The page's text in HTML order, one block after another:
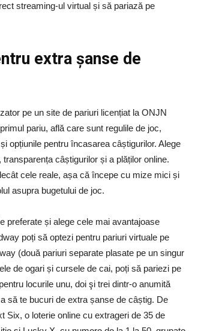
streaming-ul virtual și să pariază pe
extra șanse de
pe un site de pariuri licențiat la ONJN
pariu, află care sunt regulile de joc,
opțiunile pentru încasarea câștigurilor. Alege
câștigurilor și a plăților online.
cele reale, așa că începe cu mize mici și
asupra bugetului de joc.
preferate și alege cele mai avantajoase
poți să optezi pentru pariuri virtuale pe
(două pariuri separate plasate pe un singur
de ogari și cursele de cai, poți să pariezi pe
locurile unu, doi şi trei dintr-o anumită
să te bucuri de extra șanse de câștig. De
Six, o loterie online cu extrageri de 35 de